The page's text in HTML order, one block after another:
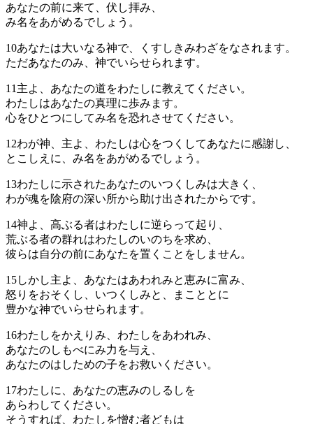
あなたの前に来て、伏し拝み、
み名をあがめるでしょう。
10あなたは大いなる神で、くすしきみわざをなされます。
ただあなたのみ、神でいらせられます。
11 主よ、あなたの道をわたしに教えてください。
わたしはあなたの真理に歩みます。
心をひとつにしてみ名を恐れさせてください。
12わが神、主よ、わたしは心をつくしてあなたに感謝し、
とこしえに、み名をあがめるでしょう。
13わたしに示されたあなたのいつくしみは大きく、
わが魂を陰府の深い所から助け出されたからです。
14神よ、高ぶる者はわたしに逆らって起り、
荒ぶる者の群れはわたしのいのちを求め、
彼らは自分の前にあなたを置くことをしません。
15しかし主よ、あなたはあわれみと恵みに富み、
怒りをおそくし、いつくしみと、まこととに
豊かな神でいらせられます。
16わたしをかえりみ、わたしをあわれみ、
あなたのしもべにみ力を与え、
あなたのはしための子をお救いください。
17わたしに、あなたの恵みのしるしを
あらわしてください。
そうすれば、わたしを憎む者どもは